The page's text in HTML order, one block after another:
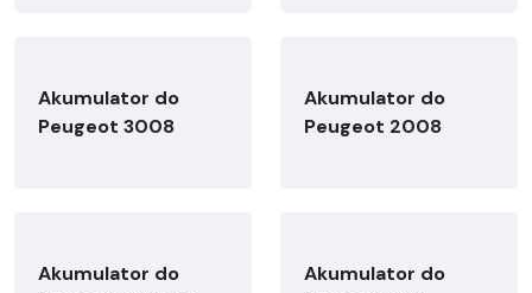
Akumulator do
Peugeot 3008
Akumulator do
Peugeot 2008
Akumulator do
Akumulator do